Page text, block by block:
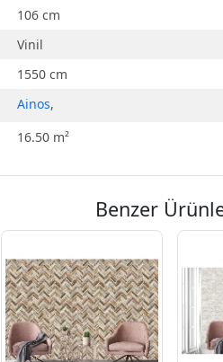
106 cm
Vinil
1550 cm
Ainos,
16.50 m²
Benzer